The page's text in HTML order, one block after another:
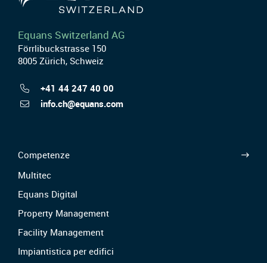
Equans Switzerland AG
Förrlibuckstrasse 150
8005 Zürich, Schweiz
+41 44 247 40 00
info.ch@equans.com
Competenze
Multitec
Equans Digital
Property Management
Facility Management
Impiantistica per edifici